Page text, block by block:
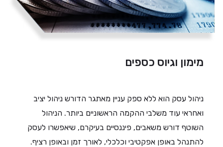
מימון וגיוס כספים
ניהול עסק הוא ללא ספק עניין מאתגר הדורש ניהול יציב
ואחראי עוד משלבי ההקמה הראשוניים ביותר. הניהול
השוטף דורש משאבים, פיננסיים בעיקרם, שיאפשרו לעסק
להתנהל באופן אפקטיבי וכלכלי, לאורך זמן ובאופן רציף.